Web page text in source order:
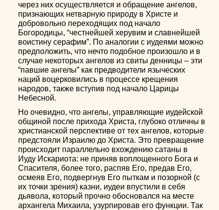
через них осуществляется и обращение ангелов,
признающих нетварную природу в Христе и
добровольно переходящих под начало
Богородицы, “честнейшей херувим и славнейшей
воистину серафим”. По аналогии с иудеями можно
предположить, что нечто подобное произошло и в
случае некоторых ангелов из свиты денницы – эти
“павшие ангелы” как предводители языческих
наций воцерковились в процессе крещения
народов, также вступив под начало Царицы
Небесной.
Но очевидно, что ангелы, управляющие иудейской
общиной после прихода Христа, глубоко отличны в
христианской перспективе от тех ангелов, которые
предстояли Израилю до Христа. Это превращение
происходит параллельно вхождению сатаны в
Иуду Искариота: не приняв воплощенного Бога и
Спасителя, более того, распяв Его, предав Его,
осмеяв Его, подвергнув Его пыткам и позорной (с
их точки зрения) казни, иудеи впустили в себя
дьявола, который прочно обосновался на месте
архангела Михаила, узурпировав его функции. Так